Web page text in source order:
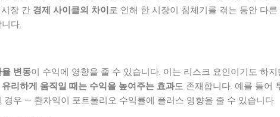
장 간 경제 사이클의 차이 로 인해 한 시장이 침체기를 겪는 동안 다른
다.
율 변동이 수익에 영향을 줄 수 있습니다. 이는 리스크 요인이기도 하지
리하게 움직일 때는 수익을 높여주는 효과도 존재합니다. 예를 들어
경우 — 환차익이 포트폴리오 수익률에 플러스 영향을 줄 수 있습니다.